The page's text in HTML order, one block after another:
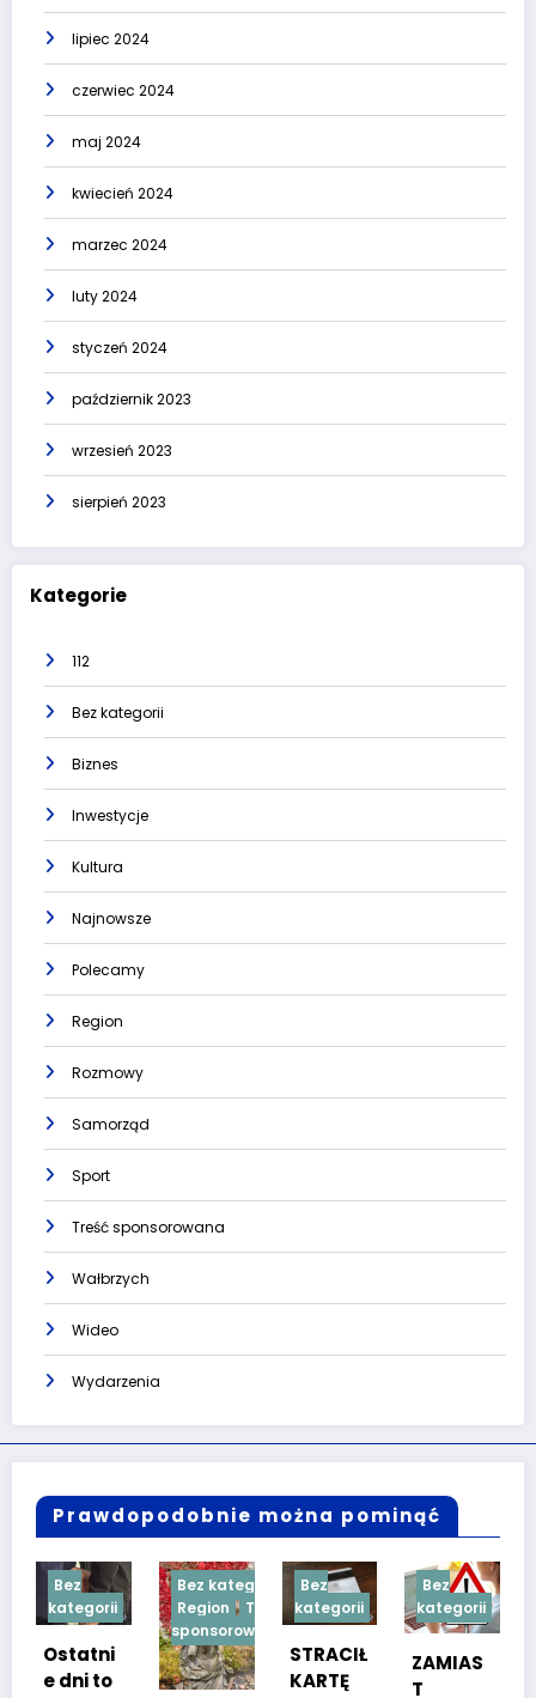
lipiec 2024
czerwiec 2024
maj 2024
kwiecień 2024
marzec 2024
luty 2024
styczeń 2024
październik 2023
wrzesień 2023
sierpień 2023
Kategorie
112
Bez kategorii
Biznes
Inwestycje
Kultura
Najnowsze
Polecamy
Region
Rozmowy
Samorząd
Sport
Treść sponsorowana
Wałbrzych
Wideo
Wydarzenia
Prawdopodobnie można pominąć
Bez kategorii
Region
Treść
sponsorowana
Bez
kategorii
STRACIŁ
KARTĘ
Bez
kategorii
ZAMIAS
T
Bez
kategorii
TESTY